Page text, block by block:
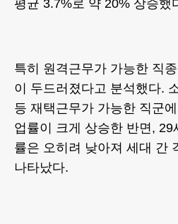
평균 3.7%로 약 20% 상승했
특히 원격근무가 가능한 직
이 두드러졌다고 분석했다.
등 재택근무가 가능한 직군
업률이 크게 상승한 반면, 29
률은 오히려 낮아져 세대 간
나타났다.